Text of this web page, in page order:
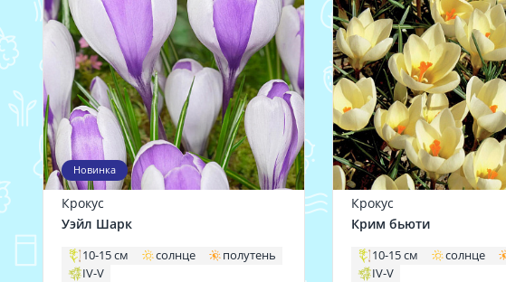
Новинка
Крокус
Уэйл Шарк
10-15 см солнце
полутень
IV-V
Крокус
Крим бьюти
10-15 см солнце
IV-V